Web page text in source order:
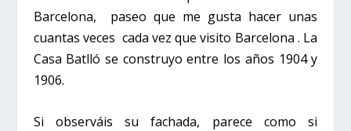
Barcelona,
paseo que me gusta hacer unas
cuantas veces cada vez que visito Barcelona . La
Casa Batlló se construyo entre los años 1904 y
1906.
Si observáis su fachada, parece como si